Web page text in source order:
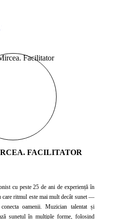
FACILITATOR
cu peste 25 de ani de experiență în
care ritmul este mai mult decât sunet —
Muzician talentat și
sunetul în multiple forme, folosind